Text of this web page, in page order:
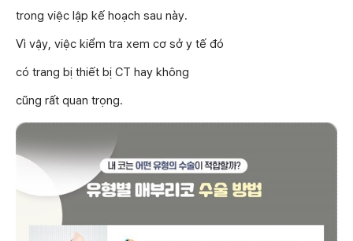
trong việc lập kế hoạch sau này.
Vì vậy, việc kiểm tra xem cơ sở y tế đó
có trang bị thiết bị CT hay không
cũng rất quan trọng.